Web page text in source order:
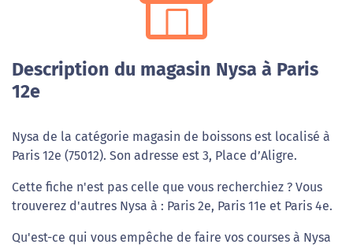
Description du magasin Nysa à Paris
12e
Nysa de la catégorie magasin de boissons est localisé à
Paris 12e (75012). Son adresse est 3, Place d’Aligre.
Cette fiche n'est pas celle que vous recherchiez ? Vous
trouverez d'autres Nysa à : Paris 2e, Paris 11e et Paris 4e.
Qu'est-ce qui vous empêche de faire vos courses à Nysa